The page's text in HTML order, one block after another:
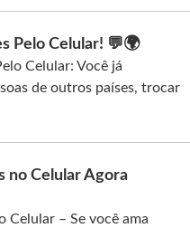
Pelo Celular! 💬🌍
Celular: Você já
de outros países, trocar
no Celular Agora
Celular – Se você ama